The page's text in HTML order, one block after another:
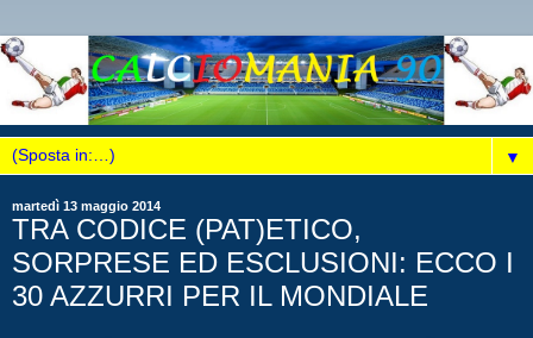
▼
martedì 13 maggio 2014
TRA CODICE (PAT)ETICO,
SORPRESE ED ESCLUSIONI: ECCO I
30 AZZURRI PER IL MONDIALE